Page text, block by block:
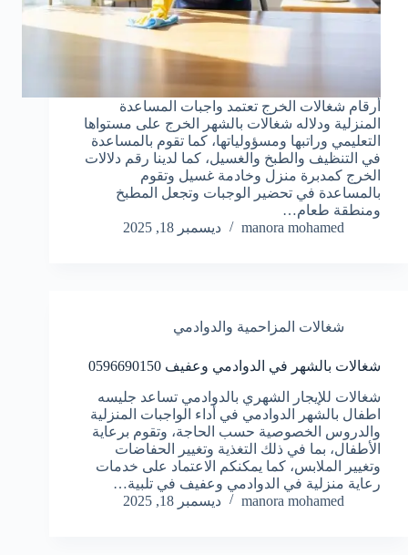
أرقام شغالات الخرج تعتمد واجبات المساعدة
المنزلية ودلاله شغالات بالشهر الخرج على مستواها
التعليمي وراتبها ومسؤولياتها، كما تقوم بالمساعدة
في التنظيف والطبخ والغسيل، كما لدينا رقم دلالات
الخرج كمدبرة منزل وخادمة غسيل وتقوم
بالمساعدة في تحضير الوجبات وتجعل المطبخ
ومنطقة طعام…
manora mohamed
ديسمبر 18, 2025
شغالات المزاحمية والدوادمي
شغالات بالشهر في الدوادمي وعفيف 0596690150
شغالات للإيجار الشهري بالدوادمي تساعد جليسه
اطفال بالشهر الدوادمي في أداء الواجبات المنزلية
والدروس الخصوصية حسب الحاجة، وتقوم برعاية
الأطفال، بما في ذلك التغذية وتغيير الحفاضات
وتغيير الملابس، كما يمكنكم الاعتماد على خدمات
رعاية منزلية في الدوادمي وعفيف في تلبية…
manora mohamed
ديسمبر 18, 2025